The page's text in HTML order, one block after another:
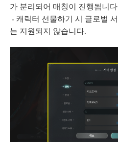
가 분리되어 매칭이 진행됩니
- 캐릭터 선물하기 시 글로벌
는 지원되지 않습니다.